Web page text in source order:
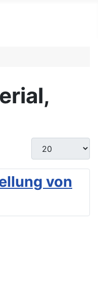
Anzeige #
von